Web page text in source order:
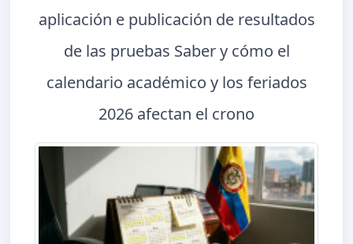
aplicación e publicación de resultados
de las pruebas Saber y cómo el
calendario académico y los feriados
2026 afectan el crono